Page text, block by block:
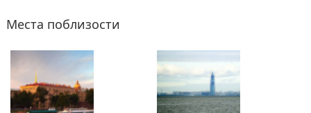
Места поблизости